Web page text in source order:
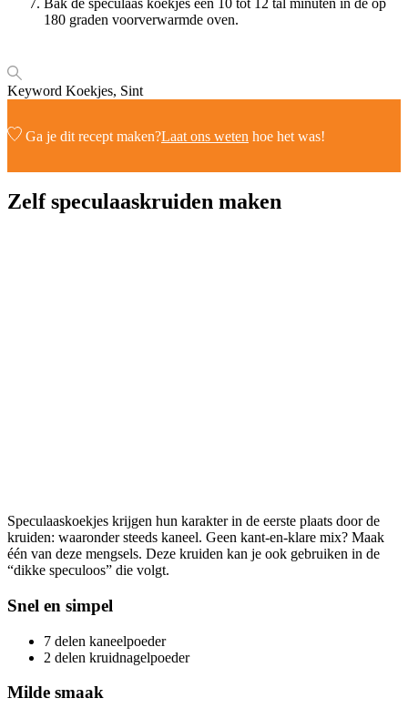
180 graden voorverwarmde oven.
Keyword Koekjes, Sint
Ga je dit recept maken?Laat ons weten hoe het was!
Zelf speculaaskruiden maken
Speculaaskoekjes krijgen hun karakter in de eerste plaats door de
kruiden: waaronder steeds kaneel. Geen kant-en-klare mix? Maak
één van deze mengsels. Deze kruiden kan je ook gebruiken in de
“dikke speculoos” die volgt.
Snel en simpel
7 delen kaneelpoeder
2 delen kruidnagelpoeder
Milde smaak